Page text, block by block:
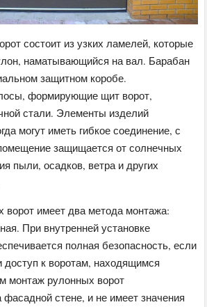
состоит из узких ламелей, которые
наматывающийся на вал. Барабан
защитном коробе.
формирующие щит ворот,
стали. Элементы изделий
могут иметь гибкое соединение, с
защищается от солнечных
пыли, осадков, ветра и других
ворот имеет два метода монтажа:
При внутренней установке
полная безопасность, если
доступ к воротам, находящимся
монтаж рулонных ворот
фасадной стене, и не имеет значения